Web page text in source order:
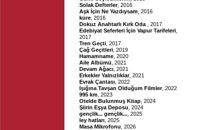
Solak Defterler, 2016
Aşk İçin Ne Yazdıysam , 2016
küre , 2016
Dokuz Anahtarlı Kırk Oda
, 2017
Edebiyat Seferleri İçin Vapur Tarifeleri
2017
Tren Geçti , 2017
Çağ Geçitleri , 2019
Hamamname , 2020
Aile Albümü , 2021
Devam Ağacı , 2021
Erkekler Yalnızlıklar, 2021
Evrak Çantası , 2022
Işığına Tavşan Olduğum Filmler, 2022
995 km , 2023
Otelde Bulunmuş Kitap , 2024
Şiirin Eşya Deposu , 2024
gençlik... gençlik... , 2025
ley hatları , 2025
Masa Mikrofonu , 2026